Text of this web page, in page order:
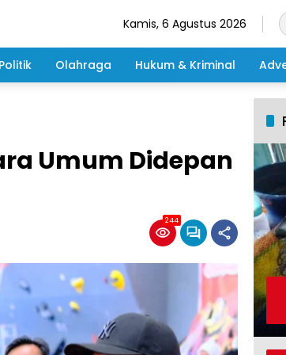
Kamis, 6 Agustus 2026
Politik Olahraga Hukum & Kriminal
Umum Didepan
244